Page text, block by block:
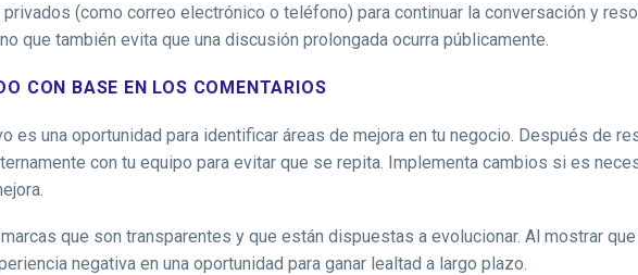
(como correo electrónico o teléfono) para continuar la conversación y
que también evita que una discusión prolongada ocurra públicamente.
CON BASE EN LOS COMENTARIOS
es una oportunidad para identificar áreas de mejora en tu negocio. Después de
con tu equipo para evitar que se repita. Implementa cambios si es
que son transparentes y que están dispuestas a evolucionar. Al mostrar
negativa en una oportunidad para ganar lealtad a largo plazo.